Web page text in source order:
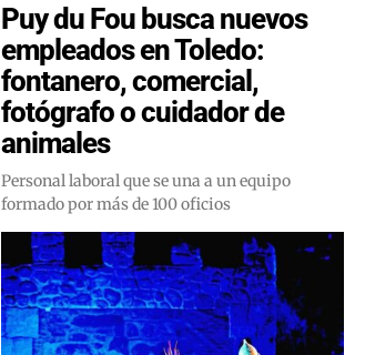
Puy du Fou busca nuevos
empleados en Toledo:
fontanero, comercial,
fotógrafo o cuidador de
animales
Personal laboral que se una a un equipo
formado por más de 100 oficios